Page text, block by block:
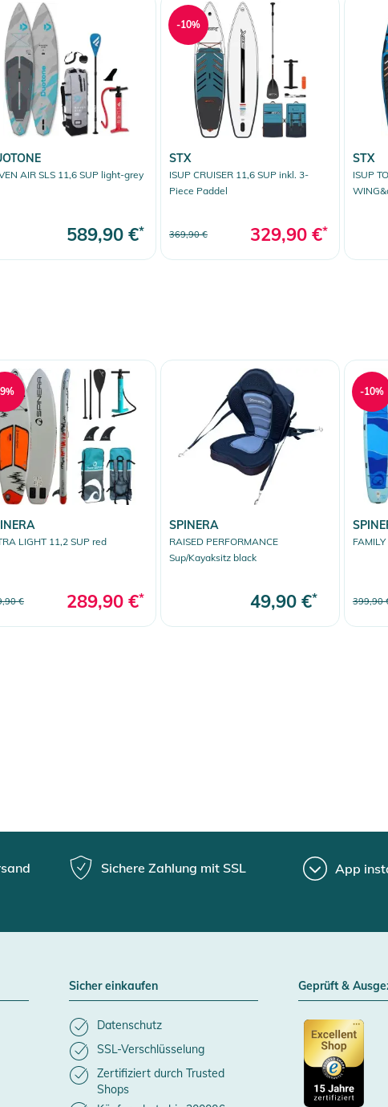
am Produkt.
AIR SLS 11,6 SUP light-grey
589,90 €*
STX
ISUP CRUISER 11,6 SUP inkl. 3-
Piece Paddel
369,90 € 329,90 €*
-10%
STX
ISUP
LIGHT 11,2 SUP red
€ 289,90 €*
SPINERA
RAISED PERFORMANCE
Sup/Kayaksitz black
49,90 €* 399,90
-10%
Sichere Zahlung mit SSL App
Sicher einkaufen
Datenschutz
SSL-Verschlüsselung
Zertifiziert durch Trusted
Shops
Geprüft &